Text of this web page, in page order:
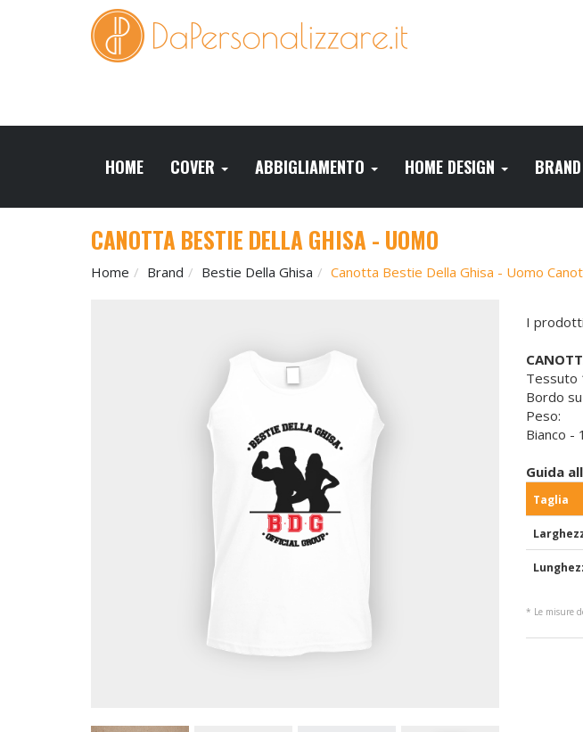
HOME COVER ABBIGLIAMENTO HOME DESIGN BRAND
CANOTTA BESTIE DELLA GHISA - UOMO
Home Brand Bestie Della Ghisa Canotta Bestie Della Ghisa - Uomo
I
Tessuto
Bordo
Peso:
Bianco
Guida
Taglia
* Le misure